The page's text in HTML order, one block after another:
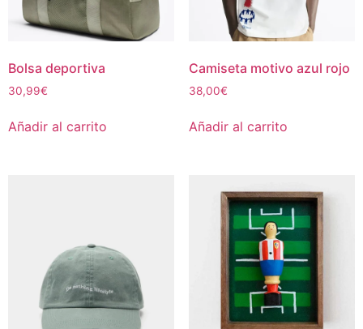
Bolsa deportiva
30,99€
Añadir al carrito
Camiseta motivo azul rojo
38,00€
Añadir al carrito